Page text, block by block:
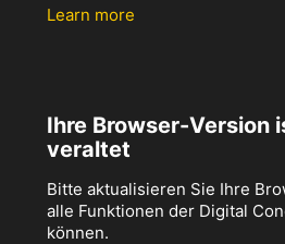
Learn more
Ihre Browser-Version
veraltet
Bitte aktualisieren Sie Ihre
alle Funktionen der Digital
können.